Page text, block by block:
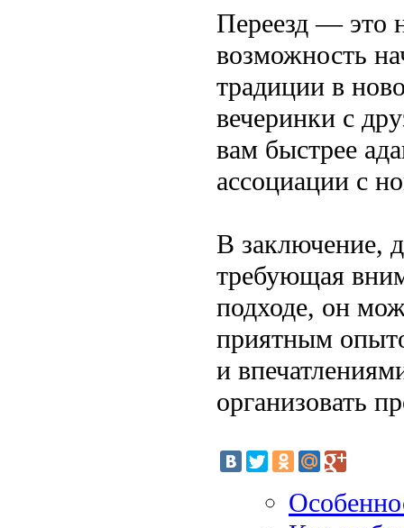
Переезд — это
возможность
традиции в
вечеринки с
вам быстрее
ассоциации с
В заключение,
требующая
подходе, он
приятным
и
организовать